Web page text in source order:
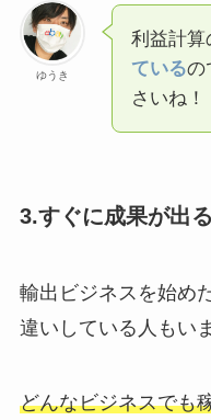
ゆうき
利益計算
ているの
さいね！
3.すぐに成果が出
輸出ビジネスを始め
違いしている人もい
どんなビジネスでも